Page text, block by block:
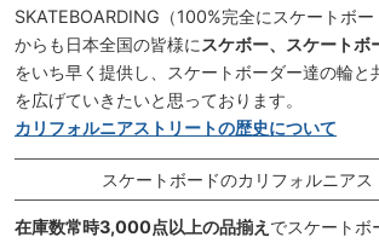
SKATEBOARDING（100%完全にスケートボ
からも日本全国の皆様に スケボー、スケートボ
をいち早く提供し、スケートボーダー達の輪と
を広げていきたいと思っております。
カリフォルニアストリートの歴史について
スケートボードのカリフォルニアス
在庫数常時3,000点以上の品揃え でスケートボ